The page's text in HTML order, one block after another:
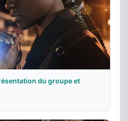
du groupe et